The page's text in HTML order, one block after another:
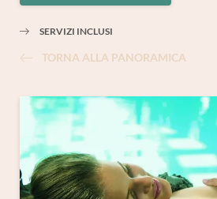
SERVIZI INCLUSI
TORNA ALLA PANORAMICA